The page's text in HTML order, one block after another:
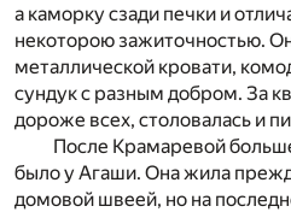
а каморку сзади печки и
некоторою зажиточностью.
металлической кровати,
сундук с разным добром. За
дороже всех, столовалась и
После Крамаревой
было у Агаши. Она жила
домовой швеей, но на